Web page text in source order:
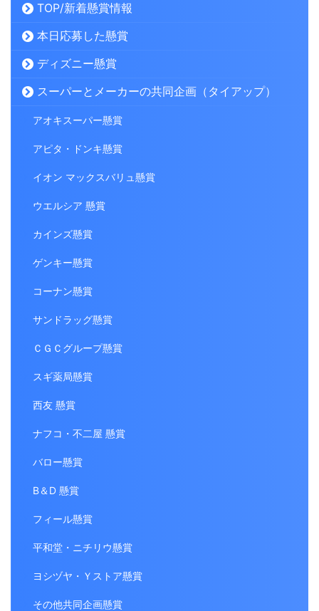
TOP/新着懸賞情報
本日応募した懸賞
ディズニー懸賞
スーパーとメーカーの共同企画（タイアップ）
アオキスーパー懸賞
アピタ・ドンキ懸賞
イオン マックスバリュ懸賞
ウエルシア 懸賞
カインズ懸賞
ゲンキー懸賞
コーナン懸賞
サンドラッグ懸賞
ＣＧＣグループ懸賞
スギ薬局懸賞
西友 懸賞
ナフコ・不二屋 懸賞
バロー懸賞
B＆D 懸賞
フィール懸賞
平和堂・ニチリウ懸賞
ヨシヅヤ・Ｙストア懸賞
その他共同企画懸賞